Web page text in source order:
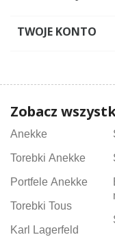
TWOJE KONTO
Zobacz
Anekke
Torebki Anekke
Portfele Anekke
Torebki Tous
Karl Lagerfeld